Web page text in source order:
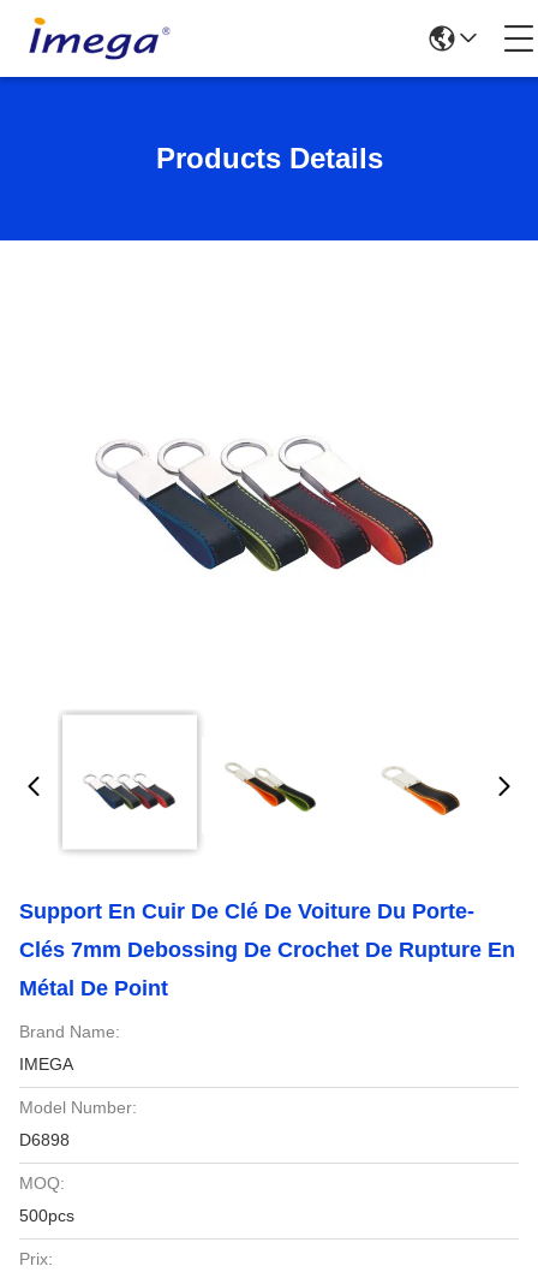
Products Details
Support En Cuir De Clé De Voiture Du Porte-
Clés 7mm Debossing De Crochet De Rupture En
Métal De Point
Brand Name:
IMEGA
Model Number:
D6898
MOQ:
500pcs
Prix: